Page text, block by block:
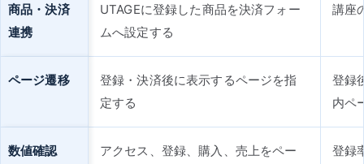
商品・決済
連携
UTAGEに登録した商品を決済フォー
ムへ設定する
講座
ページ遷移
登録・決済後に表示するページを指
定する
登録
内ペ
数値確認
アクセス、登録、購入、売上をペー
登録